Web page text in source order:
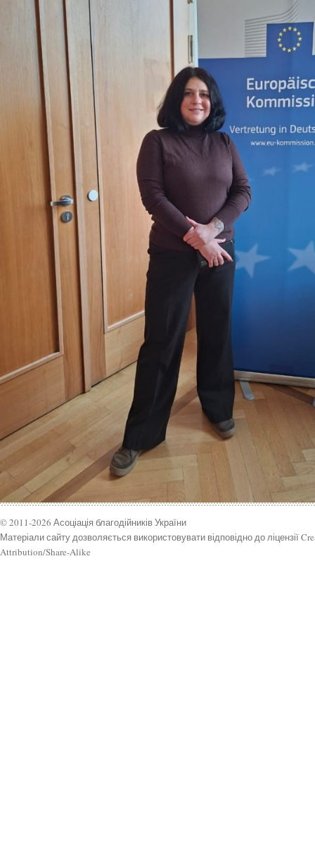
© 2011-2026 Асоціація благодійників України
Матеріали сайту дозволяється використовувати відповідно до ліцензії
Attribution/Share-Alike